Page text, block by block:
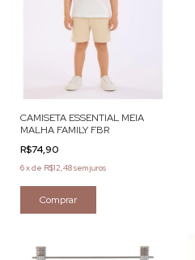
CAMISETA ESSENTIAL MEIA
MALHA FAMILY FBR
R$74,90
6xde R$12,48sem juros
Comprar